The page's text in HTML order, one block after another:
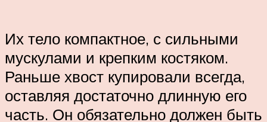
Их тело компактное, с сильными
мускулами и крепким костяком.
Раньше хвост купировали всегда,
оставляя достаточно длинную его
часть. Он обязательно должен быть